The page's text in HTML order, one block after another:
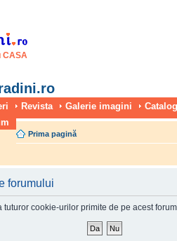
CASA
Revista Galerie imagini
Prima pagină
forumului
tuturor cookie-urilor primite de pe acest